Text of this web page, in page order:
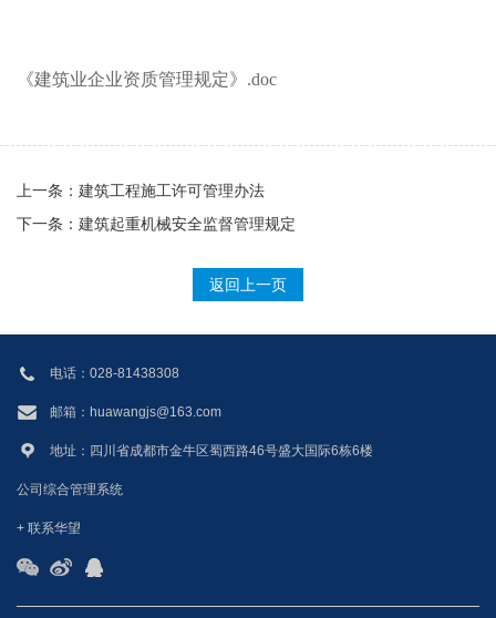
《建筑业企业资质管理规定》.doc
返回上一页
上一条： 建筑工程施工许可管理办法
下一条： 建筑起重机械安全监督管理规定
电话：028-81438308
邮箱：huawangjs@163.com
地址：四川省成都市金牛区蜀西路46号盛大国际6栋6楼
公司综合管理系统
+ 联系华望